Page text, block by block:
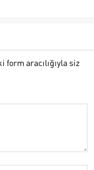
form aracılığıyla siz